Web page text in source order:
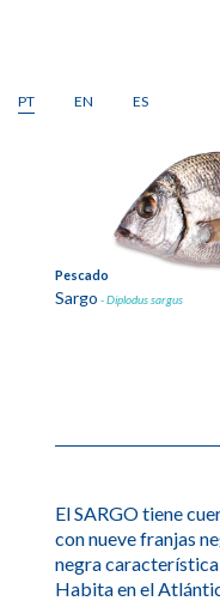
Pescado
Artes de Pesca
PT EN ES
Pescado
Sargo - Diplodus sargus
El SARGO tiene
con nueve franjas
negra
Habita en el